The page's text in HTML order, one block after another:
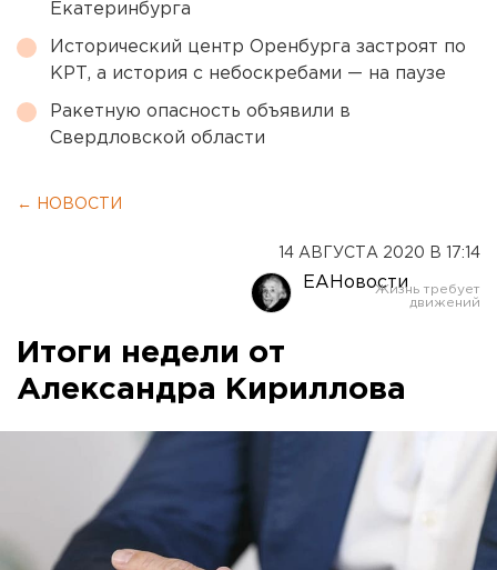
Екатеринбурга
Исторический центр Оренбурга застроят по
КРТ, а история с небоскребами — на паузе
Ракетную опасность объявили в
Свердловской области
← НОВОСТИ
14 АВГУСТА 2020 В 17:14
ЕАНовости
Итоги недели от
Александра Кириллова